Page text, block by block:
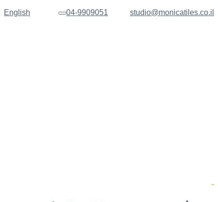
English studio@monicatiles.co.il
04-9909051 תפריט